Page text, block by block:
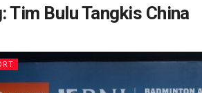
Tim Bulu Tangkis China